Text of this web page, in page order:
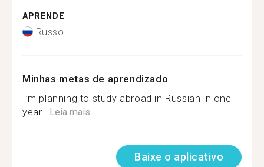
APRENDE
Russo
Minhas metas de aprendizado
I’m planning to study abroad in Russian in one
year... Leia mais
Baixe o aplicativo